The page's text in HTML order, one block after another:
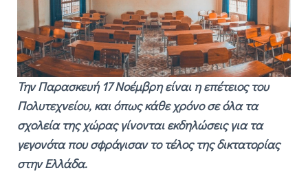
Την Παρασκευή 17 Νοέμβρη είναι η επέτειος του
Πολυτεχνείου, και όπως κάθε χρόνο σε όλα τα
σχολεία της χώρας γίνονται εκδηλώσεις για τα
γεγονότα που σφράγισαν το τέλος της δικτατορίας
στην Ελλάδα.